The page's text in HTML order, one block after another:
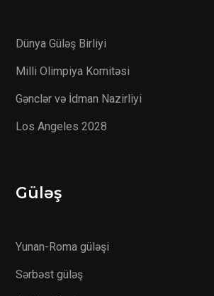
Dünya Güləş Birliyi
Milli Olimpiya Komitəsi
Gənclər və İdman Nazirliyi
Los Angeles 2028
Güləş
Yunan-Roma güləşi
Sərbəst güləş